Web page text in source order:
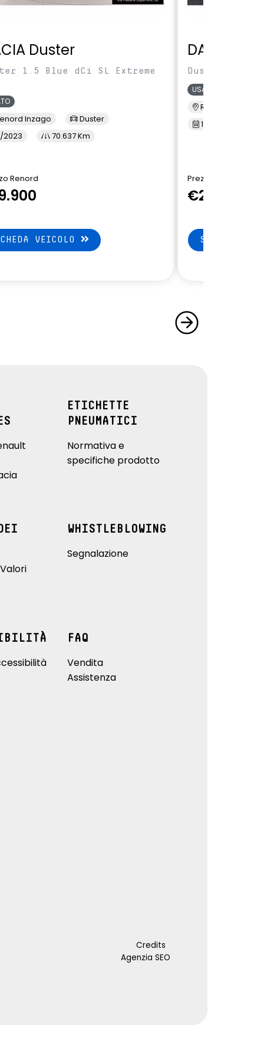
Duster
1.5 Blue dCi SL Extreme
Inzago
Duster
2023
70.637 Km
Renord
VEICOLO
DACIA
Duster 1.6
USATO
Renord Voghera
10/2024
Prezzo Renord
€22.900
SCHEDA
ETICHETTE
PNEUMATICI
Normativa e
specifiche prodotto
WHISTLEBLOWING
Segnalazione
FAQ
Vendita
Assistenza
Credits
Agenzia SEO